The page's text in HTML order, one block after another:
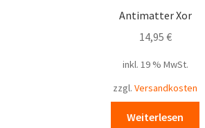
Antimatter Xor
14,95 €
inkl. 19 % MwSt.
zzgl. Versandkosten
Weiterlesen